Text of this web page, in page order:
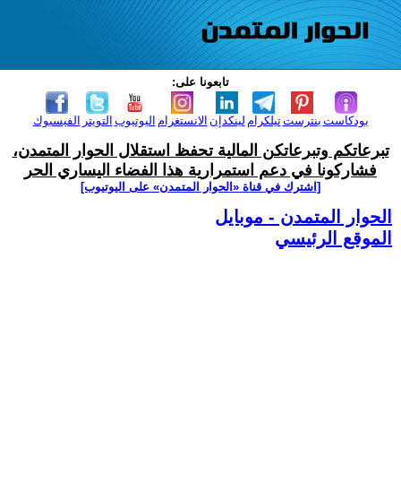
تابعونا على:
الفيسبوك التويتر اليوتيوب الانستغرام لينكدإن تيلكرامبنترست بودكاست
تبرعاتكم وتبرعاتكن المالية تحفظ استقلال الحوار المتمدن،
فشاركونا في دعم استمرارية هذا الفضاء اليساري الحر
[اشترك في قناة ‫«الحوار المتمدن» على اليوتيوب]
الحوار المتمدن - موبايل
الموقع الرئيسي